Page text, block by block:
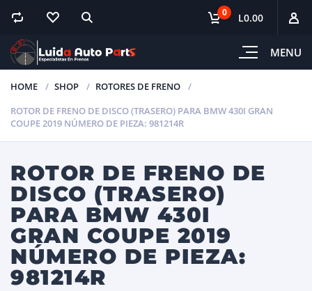
MENU
0 L0.00
HOME SHOP
ROTORES DE FRENO
ROTOR DE FRENO DE DISCO (TRASERO) PARA BMW 430I GRAN
COUPE 2019 NÚMERO DE PIEZA: 981214R
ROTOR DE FRENO DE
DISCO (TRASERO)
PARA BMW 430I
GRAN COUPE 2019
NÚMERO DE PIEZA:
981214R